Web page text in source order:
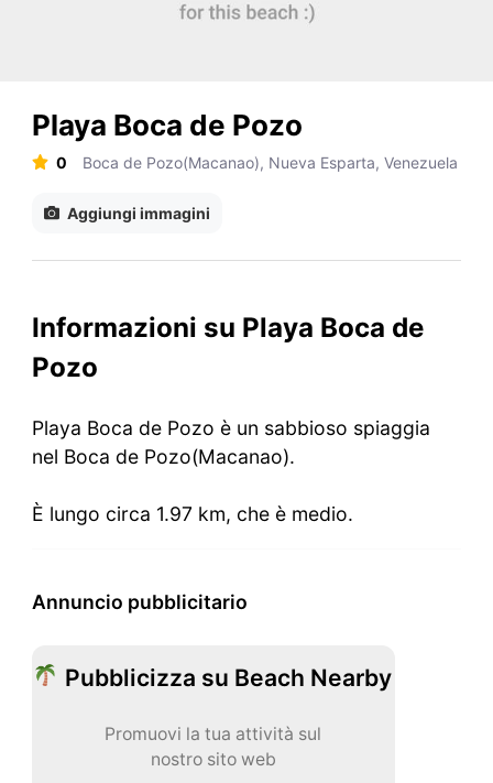
Playa Boca de Pozo
0 Boca de Pozo(Macanao), Nueva Esparta, Venezuela
Aggiungi immagini
Informazioni su Playa Boca de
Pozo
Playa Boca de Pozo è un sabbioso spiaggia
nel Boca de Pozo(Macanao).
È lungo circa 1.97 km, che è medio.
Annuncio pubblicitario
Pubblicizza su Beach Nearby
Promuovi la tua attività sul
nostro sito web